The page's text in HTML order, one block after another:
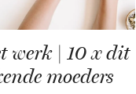
werk | 10 x dit
moeders